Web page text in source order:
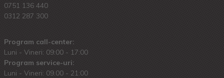
0751 136 440
0312 287 300
Program call-center:
Luni - Vineri: 09:00 - 17:00
Program service-uri:
Luni - Vineri: 09.00 - 21:00